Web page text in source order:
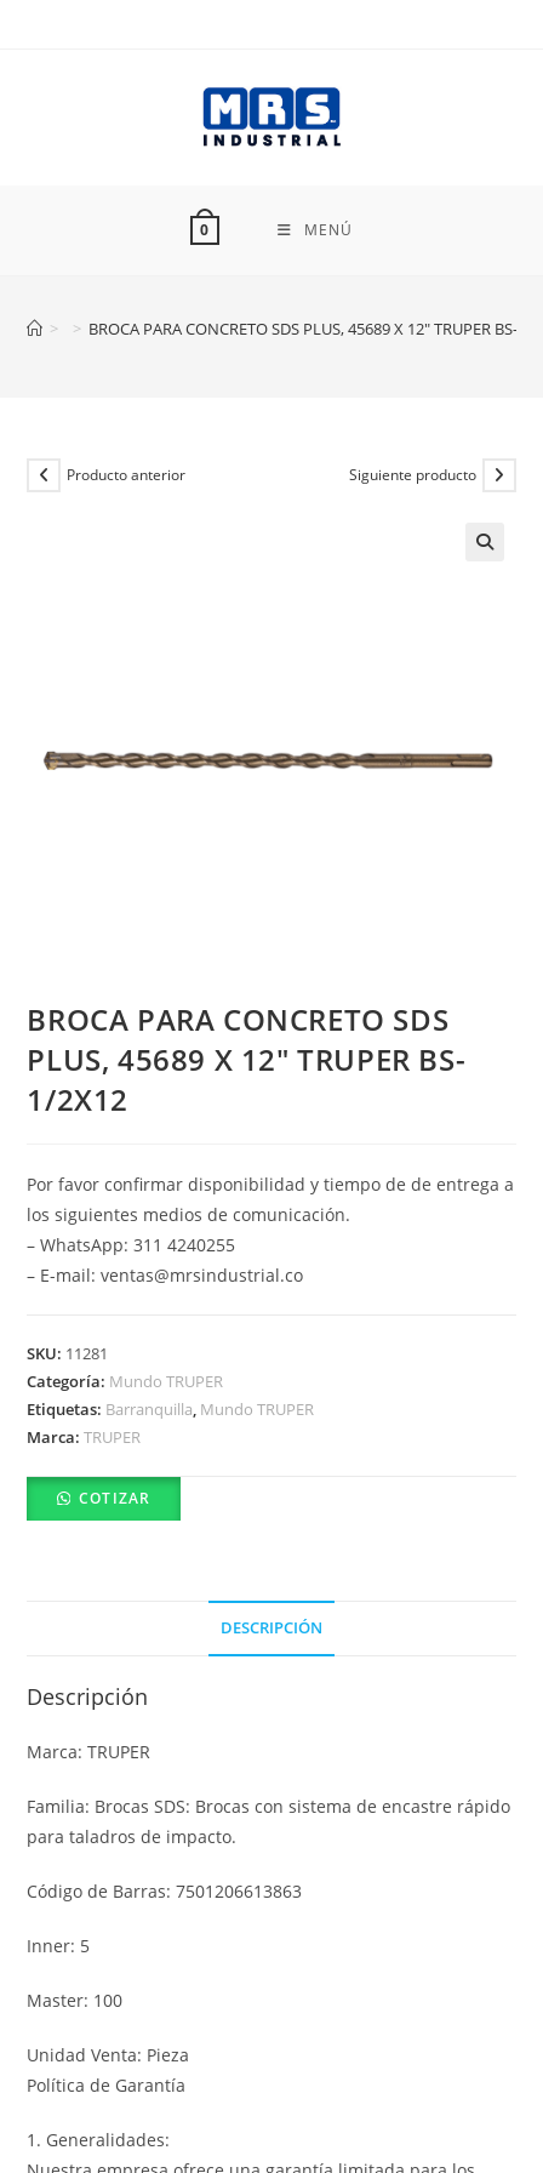
0 MENÚ
> > BROCA PARA CONCRETO SDS PLUS, 45689 X 12″ TRUPER BS-1/
Producto anterior Siguiente producto
BROCA PARA CONCRETO SDS
PLUS, 45689 X 12″ TRUPER BS-
1/2X12
Por favor confirmar disponibilidad y tiempo de de entrega a
los siguientes medios de comunicación.
– WhatsApp: 311 4240255
– E-mail: ventas@mrsindustrial.co
SKU: 11281
Categoría: Mundo TRUPER
Etiquetas: Barranquilla, Mundo TRUPER
Marca:TRUPER
COTIZAR
DESCRIPCIÓN
Descripción
Marca: TRUPER
Familia: Brocas SDS: Brocas con sistema de encastre rápido
para taladros de impacto.
Código de Barras: 7501206613863
Inner: 5
Master: 100
Unidad Venta: Pieza
Política de Garantía
1. Generalidades: